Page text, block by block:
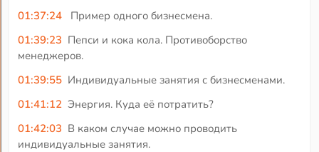
01:37:24
Пример одного бизнесмена.
01:39:23 Пепси и кока кола. Противоборство
менеджеров.
01:39:55 Индивидуальные занятия с бизнесменами.
01:41:12 Энергия. Куда её потратить?
01:42:03 В каком случае можно проводить
индивидуальные занятия.